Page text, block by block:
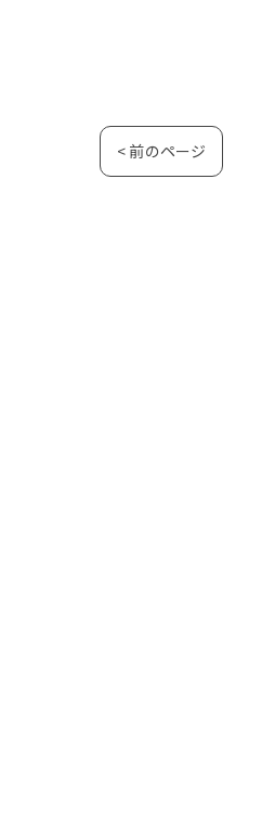
< 前のページ